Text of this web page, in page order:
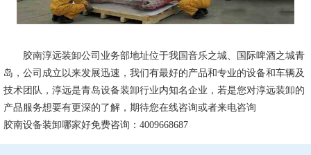
胶南淳远装卸公司业务部地址位于我国音乐之城、国际啤酒之城青
岛，公司成立以来发展迅速，我们有最好的产品和专业的设备和车辆及
技术团队，淳远是青岛设备装卸行业内知名企业，若是您对淳远装卸的
产品服务想要有更深的了解，期待您在线咨询或者来电咨询
胶南设备装卸哪家好免费咨询：4009668687